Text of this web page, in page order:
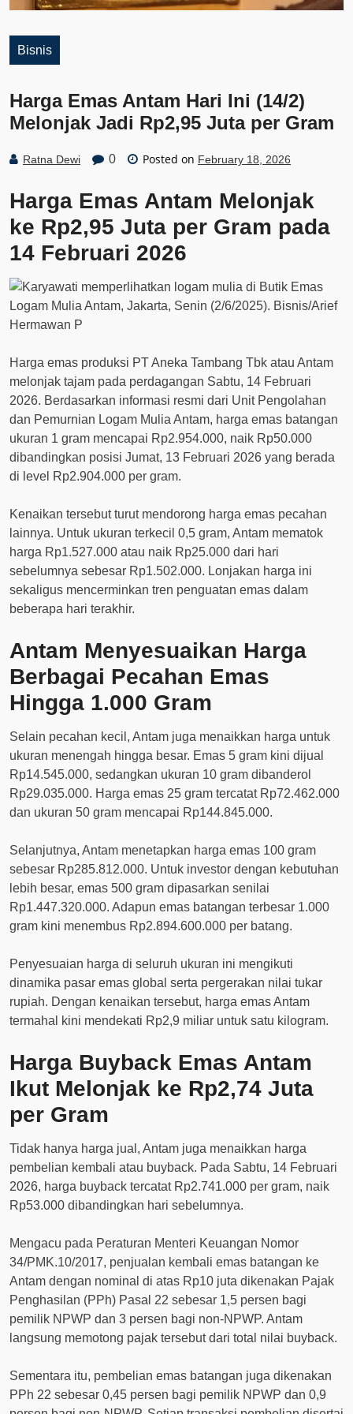
Bisnis
Harga Emas Antam Hari Ini (14/2)
Melonjak Jadi Rp2,95 Juta per Gram
Ratna Dewi 0 Posted on February 18, 2026
Harga Emas Antam Melonjak
ke Rp2,95 Juta per Gram pada
14 Februari 2026
Harga emas produksi PT Aneka Tambang Tbk atau Antam
melonjak tajam pada perdagangan Sabtu, 14 Februari
2026. Berdasarkan informasi resmi dari Unit Pengolahan
dan Pemurnian Logam Mulia Antam, harga emas batangan
ukuran 1 gram mencapai Rp2.954.000, naik Rp50.000
dibandingkan posisi Jumat, 13 Februari 2026 yang berada
di level Rp2.904.000 per gram.
Kenaikan tersebut turut mendorong harga emas pecahan
lainnya. Untuk ukuran terkecil 0,5 gram, Antam mematok
harga Rp1.527.000 atau naik Rp25.000 dari hari
sebelumnya sebesar Rp1.502.000. Lonjakan harga ini
sekaligus mencerminkan tren penguatan emas dalam
beberapa hari terakhir.
Antam Menyesuaikan Harga
Berbagai Pecahan Emas
Hingga 1.000 Gram
Selain pecahan kecil, Antam juga menaikkan harga untuk
ukuran menengah hingga besar. Emas 5 gram kini dijual
Rp14.545.000, sedangkan ukuran 10 gram dibanderol
Rp29.035.000. Harga emas 25 gram tercatat Rp72.462.000
dan ukuran 50 gram mencapai Rp144.845.000.
Selanjutnya, Antam menetapkan harga emas 100 gram
sebesar Rp285.812.000. Untuk investor dengan kebutuhan
lebih besar, emas 500 gram dipasarkan senilai
Rp1.447.320.000. Adapun emas batangan terbesar 1.000
gram kini menembus Rp2.894.600.000 per batang.
Penyesuaian harga di seluruh ukuran ini mengikuti
dinamika pasar emas global serta pergerakan nilai tukar
rupiah. Dengan kenaikan tersebut, harga emas Antam
termahal kini mendekati Rp2,9 miliar untuk satu kilogram.
Harga Buyback Emas Antam
Ikut Melonjak ke Rp2,74 Juta
per Gram
Tidak hanya harga jual, Antam juga menaikkan harga
pembelian kembali atau buyback. Pada Sabtu, 14 Februari
2026, harga buyback tercatat Rp2.741.000 per gram, naik
Rp53.000 dibandingkan hari sebelumnya.
Mengacu pada Peraturan Menteri Keuangan Nomor
34/PMK.10/2017, penjualan kembali emas batangan ke
Antam dengan nominal di atas Rp10 juta dikenakan Pajak
Penghasilan (PPh) Pasal 22 sebesar 1,5 persen bagi
pemilik NPWP dan 3 persen bagi non-NPWP. Antam
langsung memotong pajak tersebut dari total nilai buyback.
Sementara itu, pembelian emas batangan juga dikenakan
PPh 22 sebesar 0,45 persen bagi pemilik NPWP dan 0,9